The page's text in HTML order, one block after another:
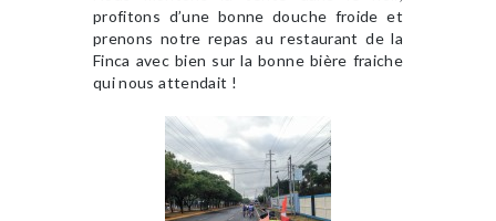
profitons d’une bonne douche froide et
prenons notre repas au restaurant de la
Finca avec bien sur la bonne bière fraiche
qui nous attendait !